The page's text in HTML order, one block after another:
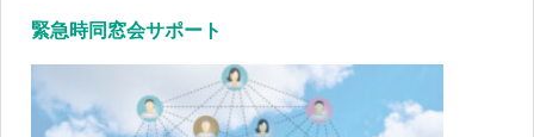
緊急時同窓会サポート